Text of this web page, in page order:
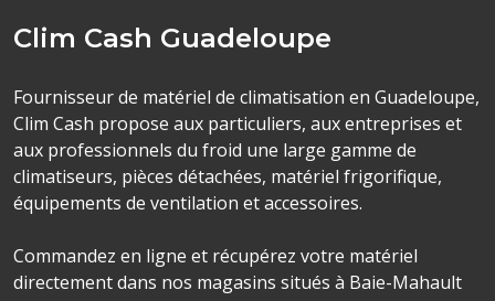
Clim Cash Guadeloupe
Fournisseur de matériel de climatisation en Guadeloupe,
Clim Cash propose aux particuliers, aux entreprises et
aux professionnels du froid une large gamme de
climatiseurs, pièces détachées, matériel frigorifique,
équipements de ventilation et accessoires.
Commandez en ligne et récupérez votre matériel
directement dans nos magasins situés à Baie-Mahault